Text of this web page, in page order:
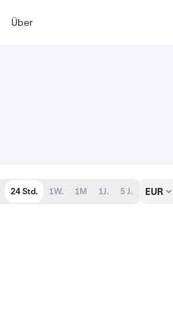
Über
24 Std. 1W. 1M 1J. 5 J. EUR